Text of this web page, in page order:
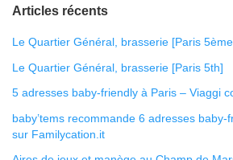
Articles récents
Le Quartier Général, brasserie [Paris
Le Quartier Général, brasserie [Paris 5th]
5 adresses baby-friendly à Paris – Viaggi
baby’tems recommande 6 adresses
sur Familycation.it